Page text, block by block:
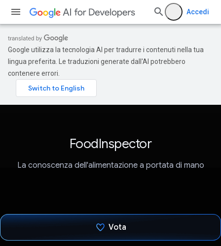
Accedi
Google utilizza la tecnologia AI per tradurre i contenuti nella tua
lingua preferita. Le traduzioni generate dall'AI potrebbero
contenere errori.
FoodInspector
La conoscenza dell'alimentazione a portata di mano
Vota